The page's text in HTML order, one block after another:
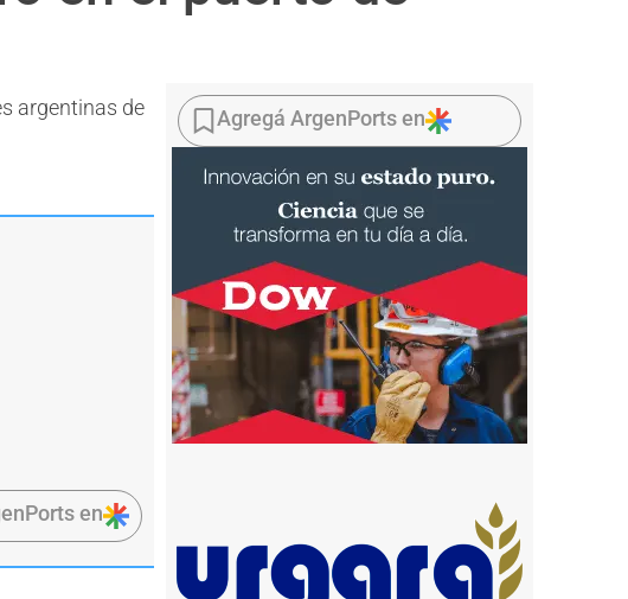
argentinas de
en
Agregá ArgenPorts en